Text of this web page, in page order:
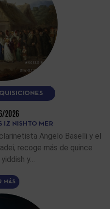
2026
IZ NISHTO MER
Angelo Baselli y el
recoge más de quince
y…
MÁS